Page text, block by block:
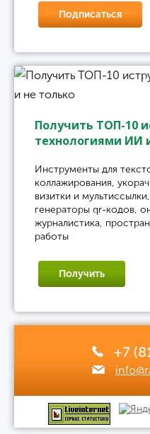
Подписаться
Получить ТОП-10
технологиями ИИ
Инструменты для
коллажирования,
визитки и
генераторы qr-кодов,
журналистика,
работы
Получить
+7